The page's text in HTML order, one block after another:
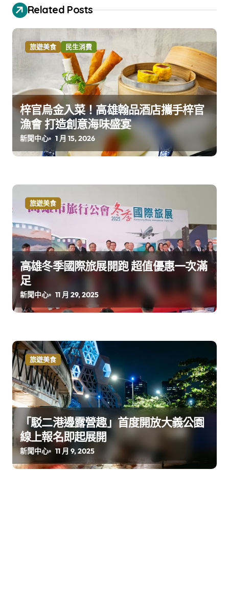
Related Posts
旅遊美食 民生消費
梓官烏金入菜！高雄翰品酒店攜手梓官
漁會 打造創意海味盛宴
新聞中心 1 月 15, 2026
旅遊美食
高雄冬季國際旅展開跑 超值優惠一次滿
足
新聞中心 11 月 29, 2025
旅遊美食
「駁二港邊露營趣」首度開放大義公園
線上報名即起展開
新聞中心 11 月 9, 2025